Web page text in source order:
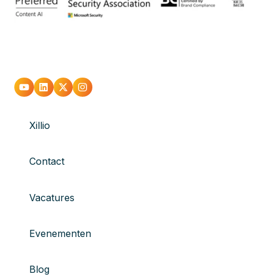
Xillio
Contact
Vacatures
Evenementen
Blog